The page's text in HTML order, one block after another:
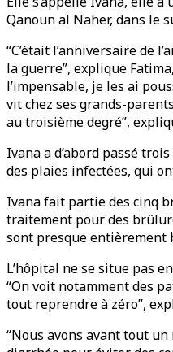
Qanoun al Naher, dans le
“C’était l’anniversaire de
la guerre”, explique
l’impensable, je les ai
vit chez ses grands-
au troisième degré”,
Ivana a d’abord passé
des plaies infectées, qui
Ivana fait partie des cinq
traitement pour des
sont presque entièrement
L’hôpital ne se situe pas
“On voit notamment des
tout reprendre à zéro”,
“Nous avons avant tout